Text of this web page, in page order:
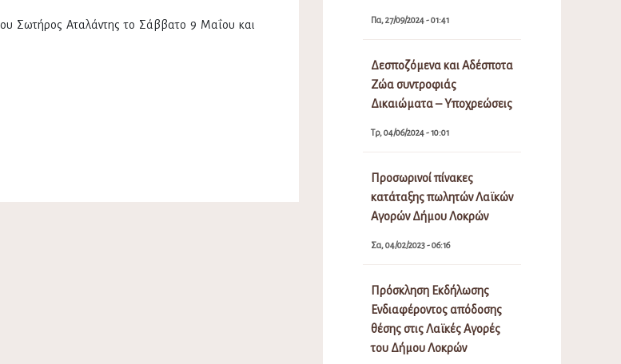
Σωτήρος Αταλάντης το Σάββατο 9 Μαΐου και
Πα, 27/09/2024 - 01:41
Δεσποζόμενα και Αδέσποτα
Ζώα συντροφιάς
Δικαιώματα – Υποχρεώσεις
Τρ, 04/06/2024 - 10:01
Προσωρινοί πίνακες
κατάταξης πωλητών Λαϊκών
Αγορών Δήμου Λοκρών
Σα, 04/02/2023 - 06:16
Πρόσκληση Εκδήλωσης
Ενδιαφέροντος απόδοσης
θέσης στις Λαϊκές Αγορές
του Δήμου Λοκρών